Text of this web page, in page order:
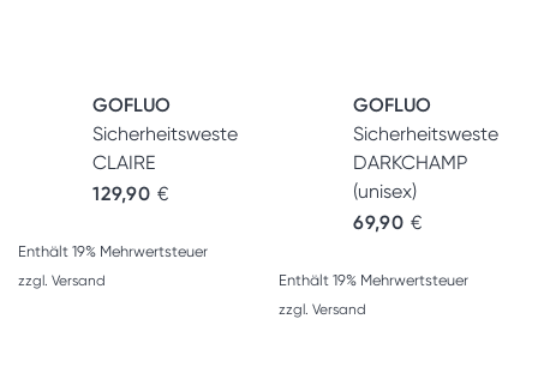
GOFLUO
Sicherheitsweste
CLAIRE
129,90 €
Enthält 19% Mehrwertsteuer
zzgl. Versand
GOFLUO
Sicherheitsweste
DARKCHAMP
(unisex)
69,90 €
Enthält 19% Mehrwertsteuer
zzgl. Versand